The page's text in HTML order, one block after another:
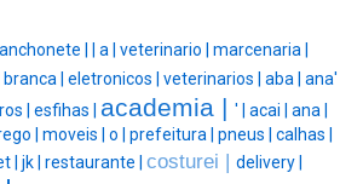
lanchonete | a | veterinario | marcenaria |
branca | eletronicos | veterinarios | aba | ana'
| esfihas | academia | ' | acai | ana |
| moveis | o | prefeitura | pneus | calhas |
| jk | restaurante | costurei | delivery |